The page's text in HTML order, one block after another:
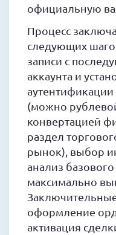
официальную
Процесс
следующих
записи с
аккаунта и
(можно
конвертацией
раздел
рынок), выбор
анализ
максимально
оформление
активация